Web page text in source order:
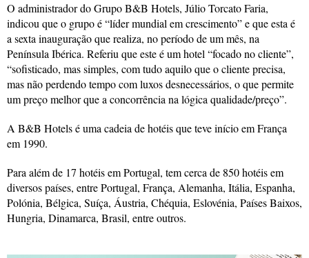
O administrador do Grupo B&B Hotels, Júlio Torcato Faria,
indicou que o grupo é “líder mundial em crescimento” e que esta é
a sexta inauguração que realiza, no período de um mês, na
Península Ibérica. Referiu que este é um hotel “focado no cliente”,
“sofisticado, mas simples, com tudo aquilo que o cliente precisa,
mas não perdendo tempo com luxos desnecessários, o que permite
um preço melhor que a concorrência na lógica qualidade/preço”.
A B&B Hotels é uma cadeia de hotéis que teve início em França
em 1990.
Para além de 17 hotéis em Portugal, tem cerca de 850 hotéis em
diversos países, entre Portugal, França, Alemanha, Itália, Espanha,
Polónia, Bélgica, Suíça, Áustria, Chéquia, Eslovénia, Países Baixos,
Hungria, Dinamarca, Brasil, entre outros.